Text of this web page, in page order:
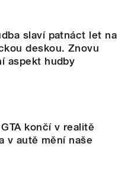
slaví patnáct let na
deskou. Znovu
aspekt hudby
končí v realitě
v autě mění naše